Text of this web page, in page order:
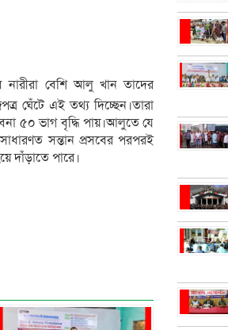
নারীরা বেশি আলু খান তাদের
ঘেঁটে এই তথ্য দিচ্ছেন।তারা
৫০ ভাগ বৃদ্ধি পায়।আলুতে যে
সাধারণত সন্তান প্রসবের পরপরই
দাঁড়াতে পারে।